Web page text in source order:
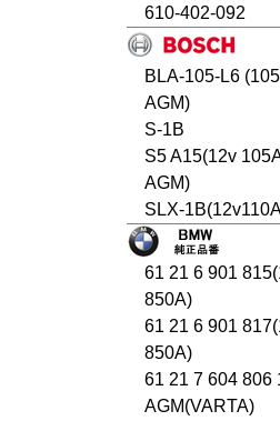
610-402-092
BLA-105-L6
AGM)
S-1B
S5 A15(12v
AGM)
SLX-
61 21 6 901
850A)
61 21 6 901
850A)
61 21 7 604 806
AGM(VARTA)